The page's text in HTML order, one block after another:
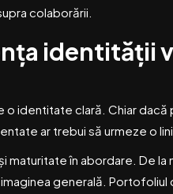
colaborării.
identității
identitate clară. Chiar dacă
ar trebui să urmeze o
în abordare. De la
generală.